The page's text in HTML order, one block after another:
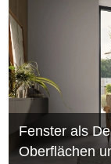
Fenster als
Oberflächen